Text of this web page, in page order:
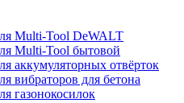
Multi-Tool DeWALT
Multi-Tool бытовой
аккумуляторных отвёрток
вибраторов для бетона
газонокосилок